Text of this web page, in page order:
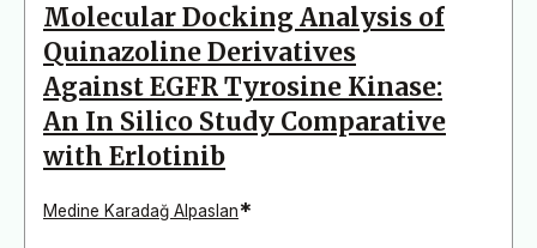
Molecular Docking Analysis of
Quinazoline Derivatives
Against EGFR Tyrosine Kinase:
An In Silico Study Comparative
with Erlotinib
Medine Karadağ Alpaslan*